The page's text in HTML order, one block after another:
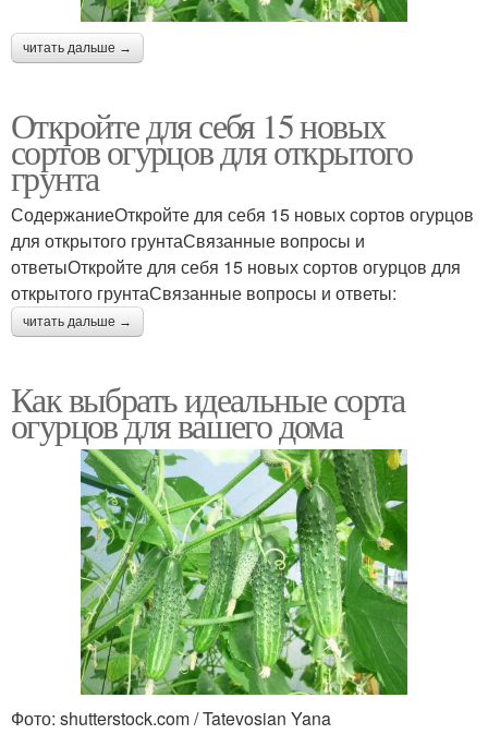
читать дальше →
Откройте для себя 15 новых
сортов огурцов для открытого
грунта
СодержаниеОткройте для себя 15 новых сортов огурцов
для открытого грунтаСвязанные вопросы и
ответыОткройте для себя 15 новых сортов огурцов для
открытого грунтаСвязанные вопросы и ответы:
читать дальше →
Как выбрать идеальные сорта
огурцов для вашего дома
Фото: shutterstock.com / Tatevosian Yana